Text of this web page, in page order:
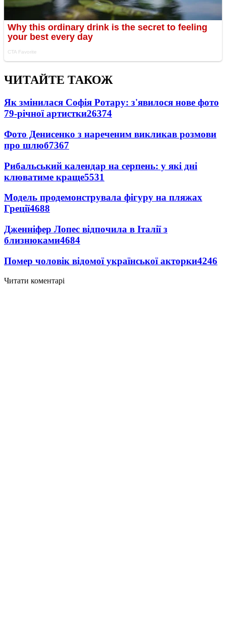
ЧИТАЙТЕ ТАКОЖ
Як змінилася Софія Ротару: з'явилося нове фото
79-річної артистки26374
Фото Денисенко з нареченим викликав розмови
про шлюб7367
Рибальський календар на серпень: у які дні
клюватиме краще5531
Модель продемонструвала фігуру на пляжах
Греції4688
Дженніфер Лопес відпочила в Італії з
близнюками4684
Помер чоловік відомої української акторки4246
Читати коментарі